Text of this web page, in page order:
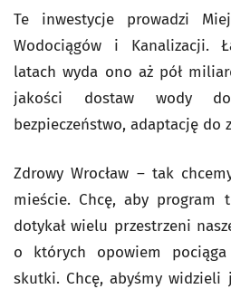
Te inwestycje prowadzi
Wodociągów i Kanalizacji.
latach wyda ono aż pół
jakości dostaw wody
bezpieczeństwo, adaptację do
Zdrowy Wrocław – tak
mieście. Chcę, aby program
dotykał wielu przestrzeni
o których opowiem
skutki. Chcę, abyśmy